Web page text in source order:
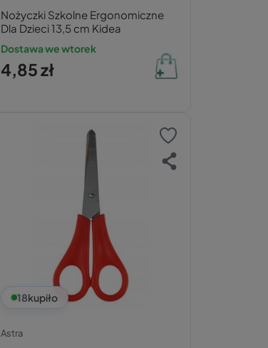
Nożyczki Szkolne Ergonomiczne
Dla Dzieci 13,5 cm Kidea
Dostawa we wtorek
4,85 zł
18kupiło
Astra